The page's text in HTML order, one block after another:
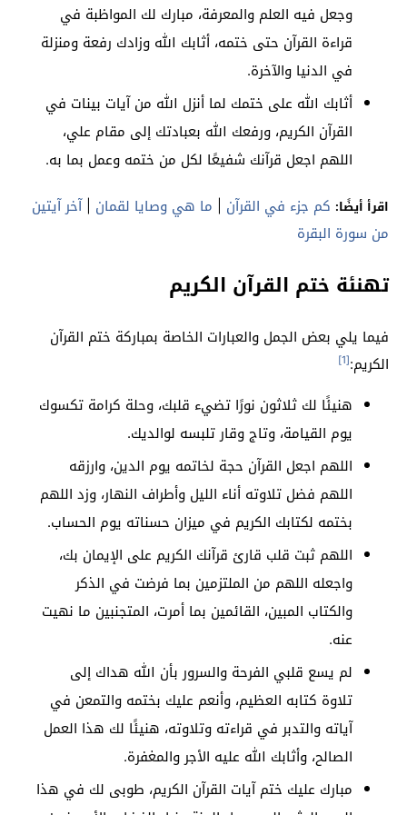
وجعل فيه العلم والمعرفة، مبارك لك المواظبة في
قراءة القرآن حتى ختمه، أثابك الله وزادك رفعة ومنزلة
في الدنيا والآخرة.
أثابك الله على ختمك لما أنزل الله من آيات بينات في
القرآن الكريم، ورفعك الله بعبادتك إلى مقام علي،
اللهم اجعل قرآنك شفيعًا لكل من ختمه وعمل بما به.
اقرأ أيضًا: كم جزء في القرآن | ما هي وصايا لقمان |آخر آيتين
من سورة البقرة
تهنئة ختم القرآن الكريم
فيما يلي بعض الجمل والعبارات الخاصة بمباركة ختم القرآن
الكريم:[1]
هنيئًا لك ثلاثون نورًا تضيء قلبك، وحلة كرامة تكسوك
يوم القيامة، وتاج وقار تلبسه لوالديك.
اللهم اجعل القرآن حجة لخاتمه يوم الدين، وارزقه
اللهم فضل تلاوته أناء الليل وأطراف النهار، وزد اللهم
بختمه لكتابك الكريم في ميزان حسناته يوم الحساب.
اللهم ثبت قلب قارئ قرآنك الكريم على الإيمان بك،
واجعله اللهم من الملتزمين بما فرضت في الذكر
والكتاب المبين، القائمين بما أمرت، المتجنبين ما نهيت
عنه.
لم يسع قلبي الفرحة والسرور بأن الله هداك إلى
تلاوة كتابه العظيم، وأنعم عليك بختمه والتمعن في
آياته والتدبر في قراءته وتلاوته، هنيئًا لك هذا العمل
الصالح، وأثابك الله عليه الأجر والمغفرة.
مبارك عليك ختم آيات القرآن الكريم، طوبى لك في هذا